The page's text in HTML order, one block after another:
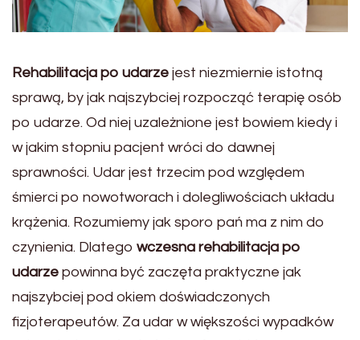
Rehabilitacja po udarze jest niezmiernie istotną
sprawą, by jak najszybciej rozpocząć terapię osób
po udarze. Od niej uzależnione jest bowiem kiedy i
w jakim stopniu pacjent wróci do dawnej
sprawności. Udar jest trzecim pod względem
śmierci po nowotworach i dolegliwościach układu
krążenia. Rozumiemy jak sporo pań ma z nim do
czynienia. Dlatego wczesna rehabilitacja po
udarze powinna być zaczęta praktyczne jak
najszybciej pod okiem doświadczonych
fizjoterapeutów. Za udar w większości wypadków